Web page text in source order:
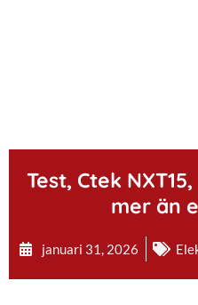
Test, Ctek
mer än
januari 31, 2026